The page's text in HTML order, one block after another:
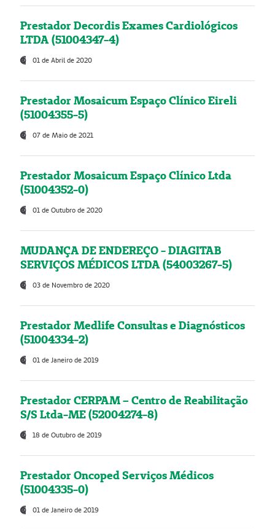
Prestador Decordis Exames Cardiológicos
LTDA (51004347-4)
01 de Abril de 2020
Prestador Mosaicum Espaço Clínico Eireli
(51004355-5)
07 de Maio de 2021
Prestador Mosaicum Espaço Clínico Ltda
(51004352-0)
01 de Outubro de 2020
MUDANÇA DE ENDEREÇO - DIAGITAB
SERVIÇOS MÉDICOS LTDA (54003267-5)
03 de Novembro de 2020
Prestador Medlife Consultas e Diagnósticos
(51004334-2)
01 de Janeiro de 2019
Prestador CERPAM – Centro de Reabilitação
S/S Ltda-ME (52004274-8)
18 de Outubro de 2019
Prestador Oncoped Serviços Médicos
(51004335-0)
01 de Janeiro de 2019